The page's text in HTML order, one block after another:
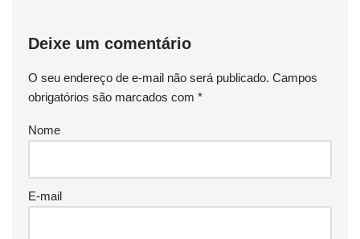
Deixe um comentário
O seu endereço de e-mail não será publicado. Campos
obrigatórios são marcados com *
Nome
E-mail